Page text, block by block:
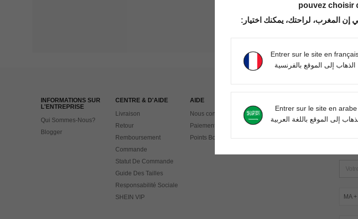
INFORMATIONS SUR
L'ENTREPRISE
Qui Sommes-Nous?
Blogger
CENTRE & D'AIDE
Livraison
Retour
Remboursement
Commande
Statut De Commande
Guide Des Tailles
Responsabilité Sociale
SHEIN VIP
AIDE
Nous contacter
Paiement
Points Bonus
MA
pouvez choisir
المغرب، لراحتك، يمكنك اختيار:
Entrer sur le site en
الذهاب إلى الموقع بالفرنسية
Entrer sur le site en arabe
إلى الموقع باللغة العربية